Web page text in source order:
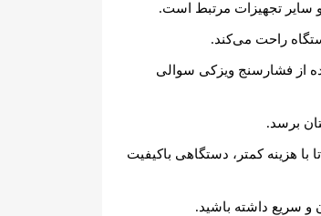
سایر تجهیزات مرتبط است.
راحت می‌کند.
از فشارسنج ویزکی سوالی
برسد.
هزینه کمتر، دستگاهی باکیفیت
و سریع داشته باشید.